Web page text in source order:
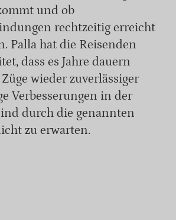
und ob
rechtzeitig erreicht
Palla hat die Reisenden
dass es Jahre dauern
wieder zuverlässiger
Verbesserungen in der
durch die genannten
zu erwarten.